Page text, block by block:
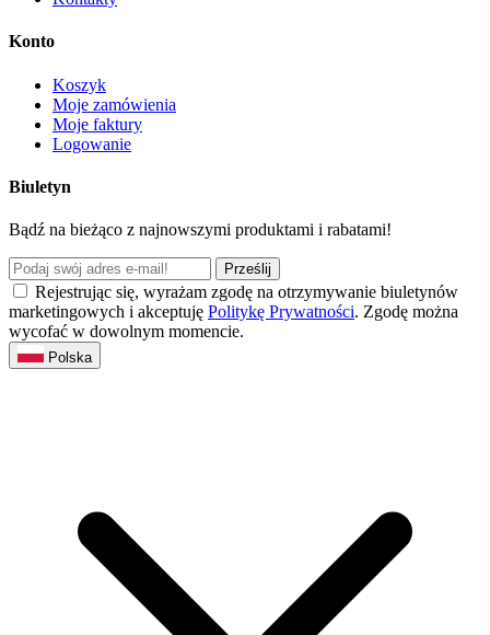
Konto
Koszyk
Moje zamówienia
Moje faktury
Logowanie
Biuletyn
Bądź na bieżąco z najnowszymi produktami i rabatami!
Prześlij
Rejestrując się, wyrażam zgodę na otrzymywanie biuletynów
marketingowych i akceptuję Politykę Prywatności. Zgodę można
wycofać w dowolnym momencie.
Polska